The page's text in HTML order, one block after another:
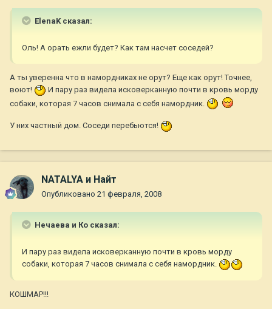
ElenaK сказал:
Оль! А орать ежли будет? Как там насчет соседей?
А ты уверенна что в намордниках не орут? Еще как орут! Точнее,
воют!
И пару раз видела исковерканную почти в кровь морду
собаки, которая 7 часов снимала с себя намордник.
У них частный дом. Соседи перебьются!
NATALYA и Найт
Опубликовано 21 февраля, 2008
Нечаева и Ко сказал:
И пару раз видела исковерканную почти в кровь морду
собаки, которая 7 часов снимала с себя намордник.
КОШМАР!!!